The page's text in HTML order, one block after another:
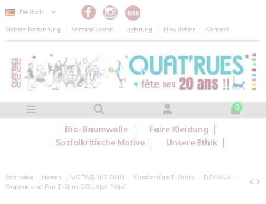
Deutsch
Sichere Bezahlung Versandkosten Lieferung Newsletter Kontakt
0
Bio-Baumwolle
Faire Kleidung
Sozialkritische Motive
Unsere Ethik
Startseite Herren MOTIVE MIT SINN Kurzärmlige T-Shirts
DOUALA
Organic und Fair T-Shirt DOUALA "Vélo"